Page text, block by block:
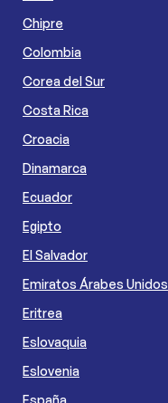
Chipre
Colombia
Corea del Sur
Costa Rica
Croacia
Dinamarca
Ecuador
Egipto
El Salvador
Emiratos Árabes Unidos
Eritrea
Eslovaquia
Eslovenia
España